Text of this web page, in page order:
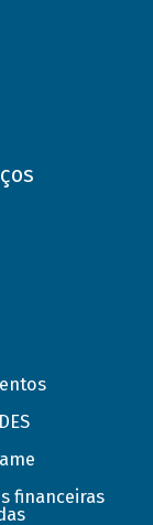
financeiras